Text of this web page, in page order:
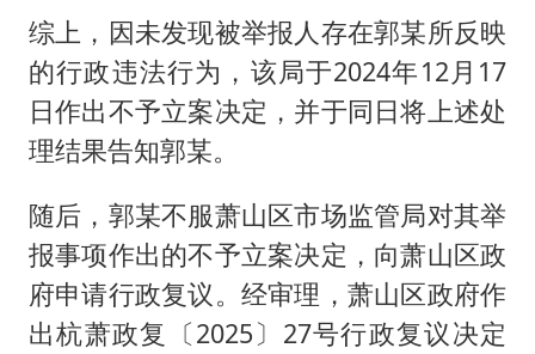
综上，因未发现被举报人存在郭某所反映
的行政违法行为，该局于2024年12月17
日作出不予立案决定，并于同日将上述处
理结果告知郭某。
随后，郭某不服萧山区市场监管局对其举
报事项作出的不予立案决定，向萧山区政
府申请行政复议。经审理，萧山区政府作
出杭萧政复〔2025〕27号行政复议决定